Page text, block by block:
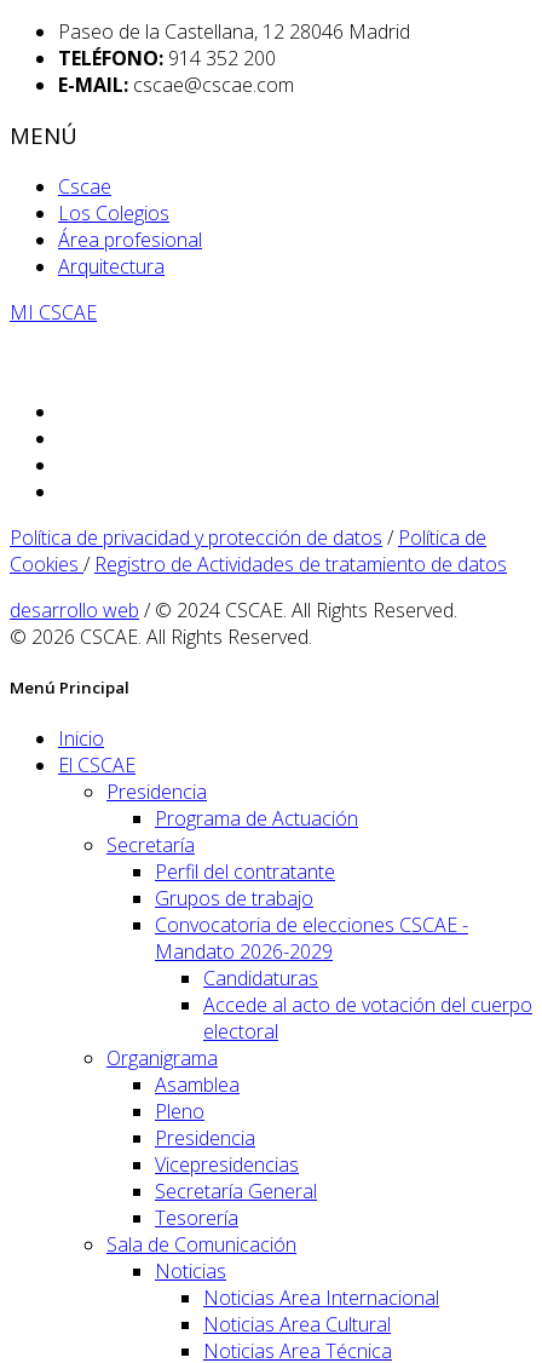
Paseo de la Castellana, 12 28046 Madrid
TELÉFONO: 914 352 200
E-MAIL: cscae@cscae.com
MENÚ
Cscae
Los Colegios
Área profesional
Arquitectura
MI CSCAE
Política de privacidad y protección de datos / Política de
Cookies / Registro de Actividades de tratamiento de datos
desarrollo web / © 2024 CSCAE. All Rights Reserved.
© 2026 CSCAE. All Rights Reserved.
Menú Principal
Inicio
El CSCAE
Presidencia
Programa de Actuación
Secretaría
Perfil del contratante
Grupos de trabajo
Convocatoria de elecciones CSCAE -
Mandato 2026-2029
Candidaturas
Accede al acto de votación del cuerpo
electoral
Organigrama
Asamblea
Pleno
Presidencia
Vicepresidencias
Secretaría General
Tesorería
Sala de Comunicación
Noticias
Noticias Area Internacional
Noticias Area Cultural
Noticias Area Técnica